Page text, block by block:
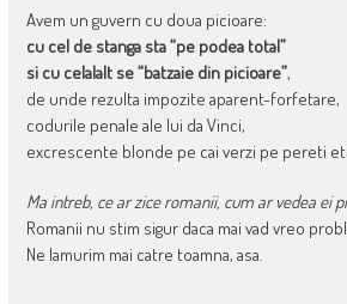
Avem un guvern cu doua picioare:
cu cel de stanga sta “pe podea total”
si cu celalalt se “batzaie din picioare”,
de unde rezulta impozite aparent-forfetare,
codurile penale ale lui da Vinci,
excrescente blonde pe cai verzi pe pereti
Ma intreb, ce ar zice romanii, cum ar vedea ei
Romanii nu stim sigur daca mai vad vreo
Ne lamurim mai catre toamna, asa.